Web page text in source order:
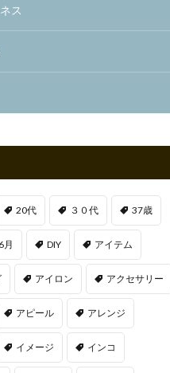
ス
20代 ３０代 37歳
6月 DIY アイテム
アイロン アクセサリー
アピール アレンジ
イメージ インコ